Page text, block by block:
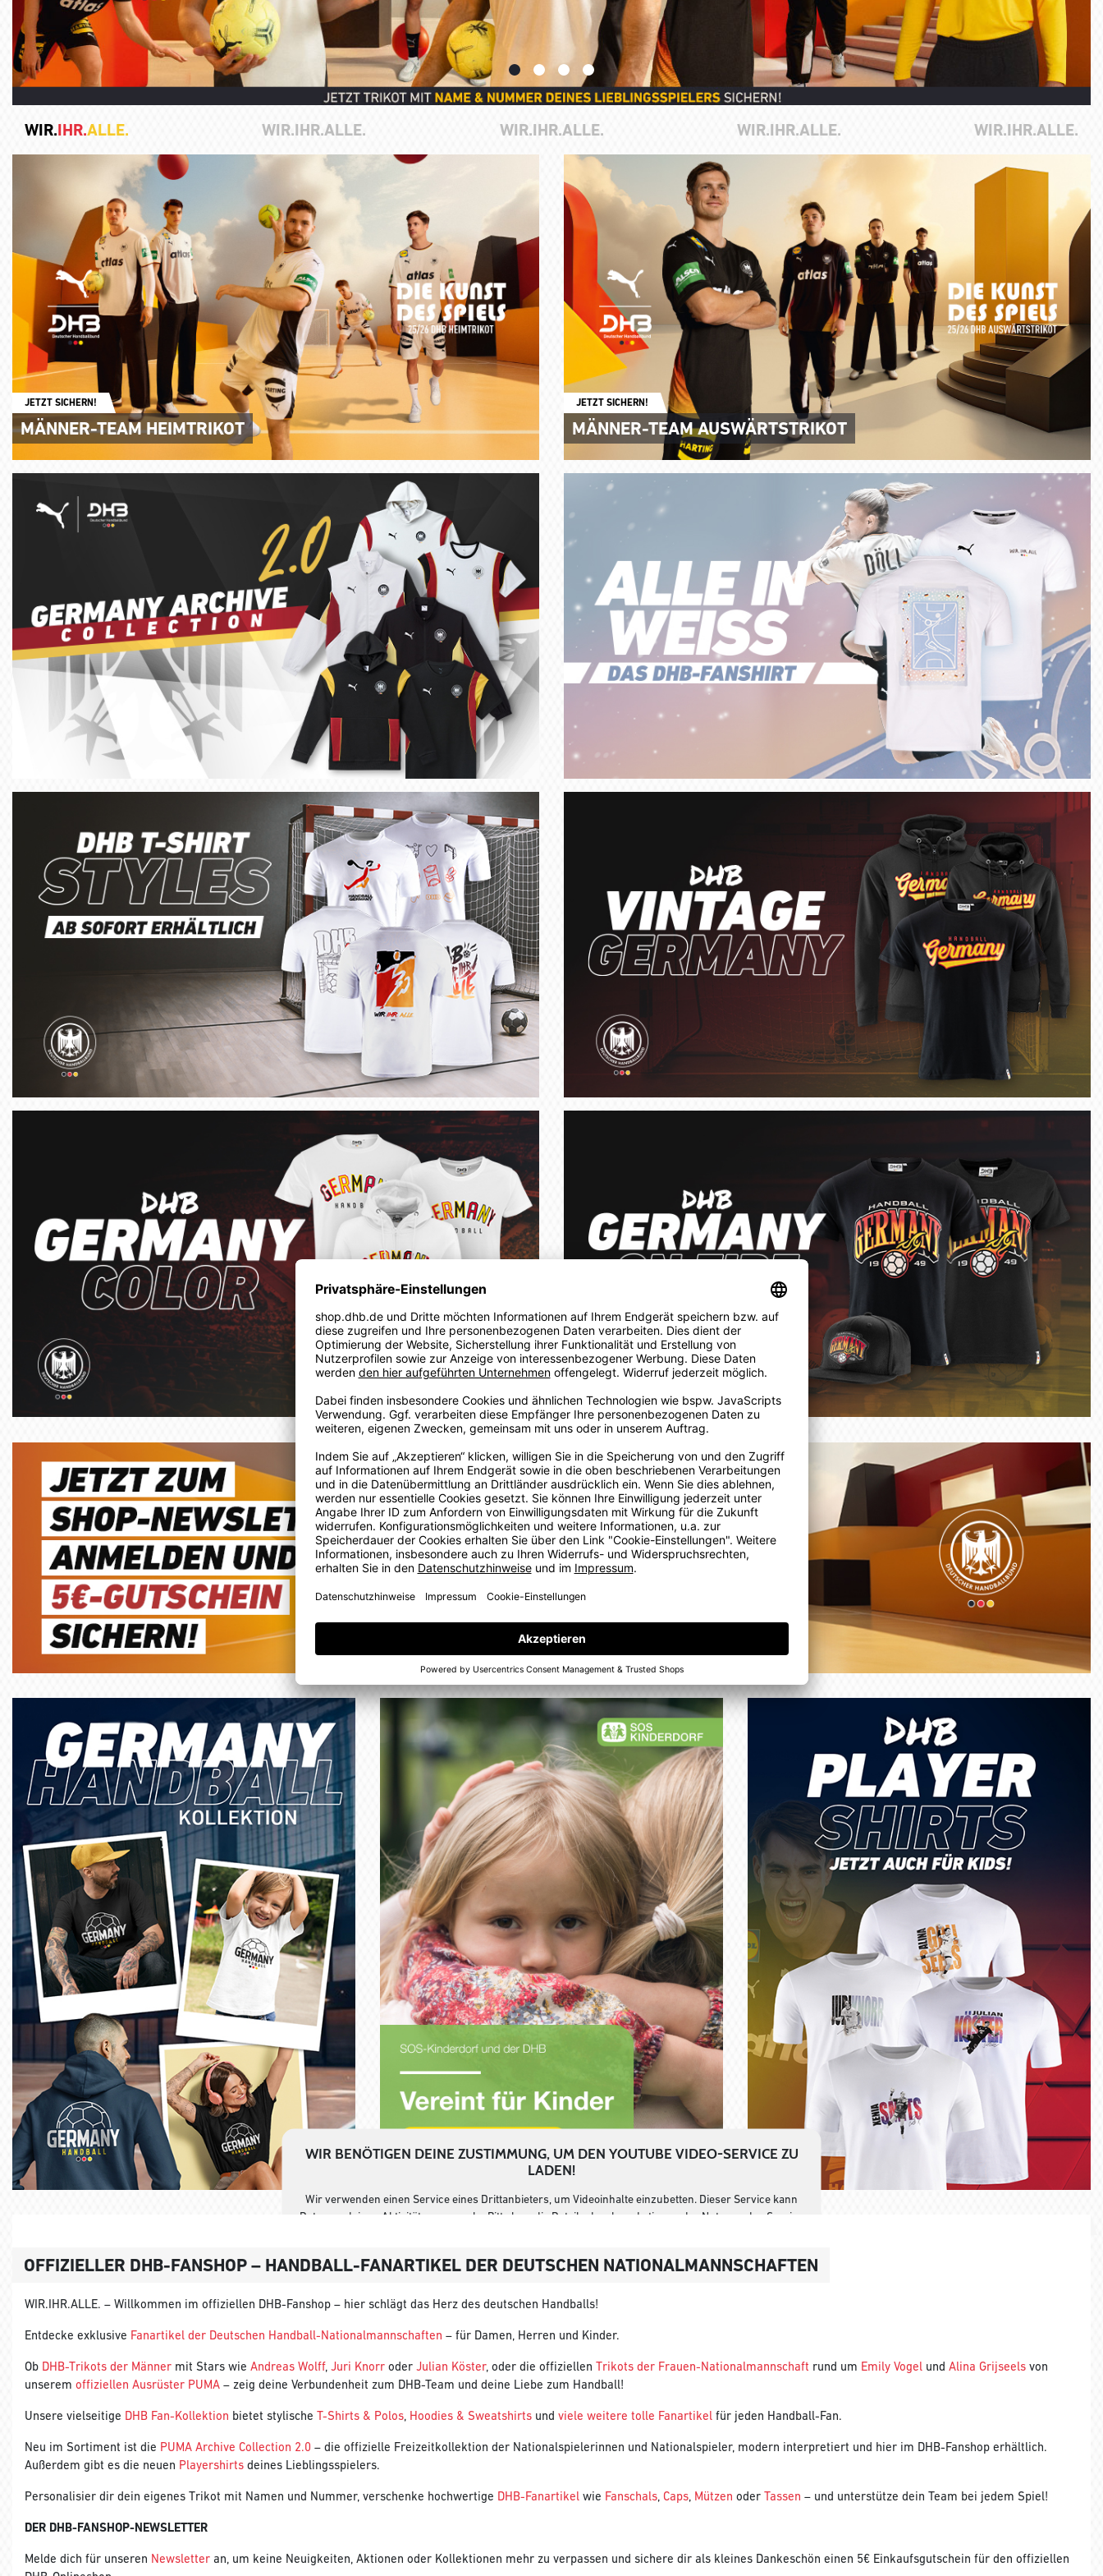
WIR.IHR.ALLE. WIR.IHR.ALLE. WIR.IHR.ALLE. WIR.IHR.ALLE. WIR.IHR.ALLE.
JETZT SICHERN!
MÄNNER-TEAM HEIMTRIKOT
JETZT SICHERN!
MÄNNER-TEAM AUSWÄRTSTRIKOT
WIR BENÖTIGEN DEINE ZUSTIMMUNG, UM DEN YOUTUBE VIDEO-SERVICE ZU
LADEN!
Wir verwenden einen Service eines Drittanbieters, um Videoinhalte einzubetten. Dieser Service kann
Daten zu deinen Aktivitäten sammeln. Bitte lese die Details durch und stimme der Nutzung des Service
Mehr Informationen Akzeptieren
OFFIZIELLER DHB-FANSHOP – HANDBALL-FANARTIKEL DER DEUTSCHEN NATIONALMANNSCHAFTEN
WIR.IHR.ALLE. – Willkommen im offiziellen DHB-Fanshop – hier schlägt das Herz des deutschen Handballs!
Entdecke exklusive Fanartikel der Deutschen Handball-Nationalmannschaften – für Damen, Herren und Kinder.
Ob DHB-Trikots der Männer mit Stars wie Andreas Wolff, Juri Knorr oder Julian Köster, oder die offiziellen Trikots der Frauen-Nationalmannschaft rund um Emily Vogel und Alina Grijseels von
unserem offiziellen Ausrüster PUMA – zeig deine Verbundenheit zum DHB-Team und deine Liebe zum Handball!
Unsere vielseitige DHB Fan-Kollektion bietet stylische T-Shirts & Polos, Hoodies & Sweatshirts und viele weitere tolle Fanartikel für jeden Handball-Fan.
Neu im Sortiment ist die PUMA Archive Collection 2.0 – die offizielle Freizeitkollektion der Nationalspielerinnen und Nationalspieler, modern interpretiert und hier im DHB-Fanshop erhältlich.
Außerdem gibt es die neuen Playershirts deines Lieblingsspielers.
Personalisier dir dein eigenes Trikot mit Namen und Nummer, verschenke hochwertige DHB-Fanartikel wie Fanschals, Caps, Mützen oder Tassen – und unterstütze dein Team bei jedem Spiel!
DER DHB-FANSHOP-NEWSLETTER
Melde dich für unseren Newsletter an, um keine Neuigkeiten, Aktionen oder Kollektionen mehr zu verpassen und sichere dir als kleines Dankeschön einen 5€ Einkaufsgutschein für den offiziellen